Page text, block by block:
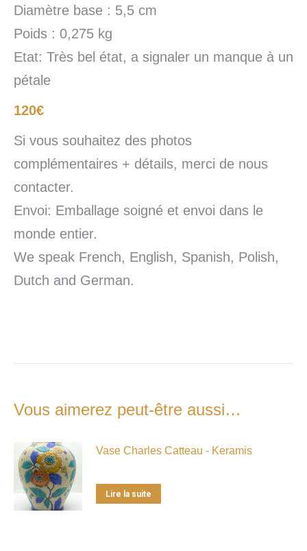
Diamètre base : 5,5 cm
Poids : 0,275 kg
Etat: Très bel état, a signaler un manque à un
pétale
120€
Si vous souhaitez des photos
complémentaires + détails, merci de nous
contacter.
Envoi: Emballage soigné et envoi dans le
monde entier.
We speak French, English, Spanish, Polish,
Dutch and German.
Vous aimerez peut-être aussi…
Vase Charles Catteau - Keramis
Lire la suite